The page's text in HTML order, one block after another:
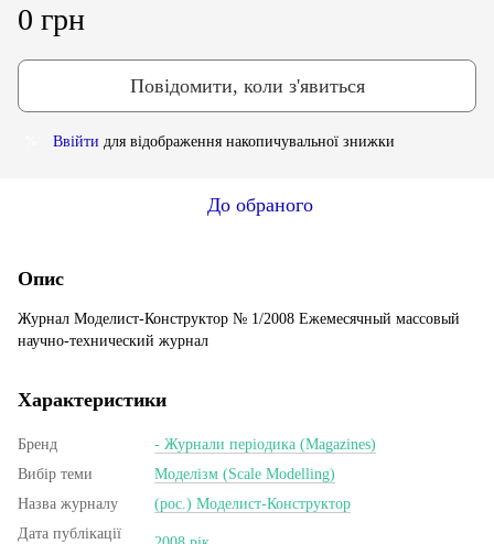
0 грн
Повідомити, коли з'явиться
Ввійти для відображення накопичувальної знижки
До обраного
Опис
Журнал Моделист-Конструктор № 1/2008 Ежемесячный массовый
научно-технический журнал
Характеристики
Бренд
- Журнали періодика (Magazines)
Вибір теми
Моделізм (Scale Modelling)
Назва журналу
(рос.) Моделист-Конструктор
Дата публікації